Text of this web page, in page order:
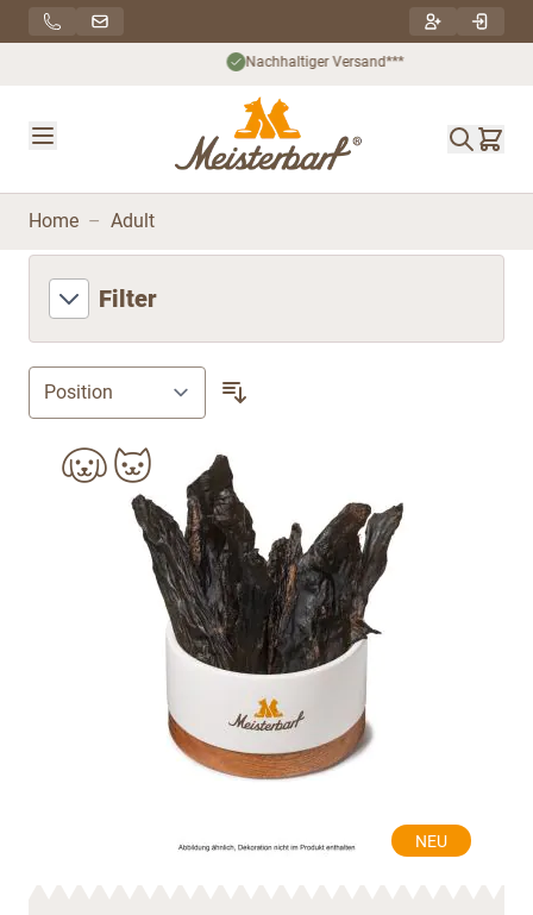
Direkt zum Inhalt
Nachhaltiger Versand***
Home – Adult
Filter
NEU